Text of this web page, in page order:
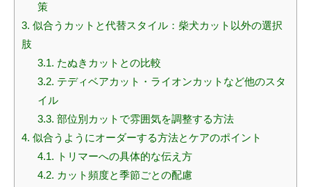
策
3. 似合うカットと代替スタイル：柴犬カット以外の選択
肢
3.1. たぬきカットとの比較
3.2. テディベアカット・ライオンカットなど他のスタ
イル
3.3. 部位別カットで雰囲気を調整する方法
4. 似合うようにオーダーする方法とケアのポイント
4.1. トリマーへの具体的な伝え方
4.2. カット頻度と季節ごとの配慮